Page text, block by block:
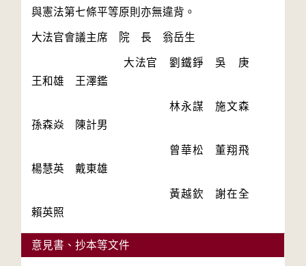
大法官　劉鐵錚　吳　庚
林永謀　施文森
曾華松　董翔飛
黃越欽　謝在全
意見書、抄本等文件